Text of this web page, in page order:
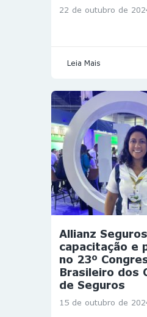
22 de outubro de
Leia Mais
Allianz
capacitação e
no 23º
Brasileiro dos
de Seguros
15 de outubro de